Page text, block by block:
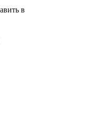
в